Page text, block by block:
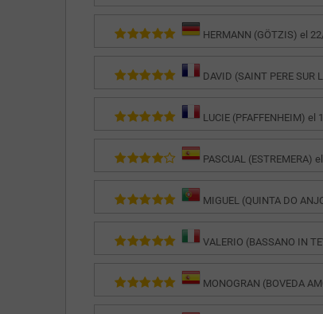
HERMANN (GÖTZIS) el
DAVID (SAINT PERE SUR
LUCIE (PFAFFENHEIM) el
PASCUAL (ESTREMERA)
MIGUEL (QUINTA DO
VALERIO (BASSANO IN
MONOGRAN (BOVEDA